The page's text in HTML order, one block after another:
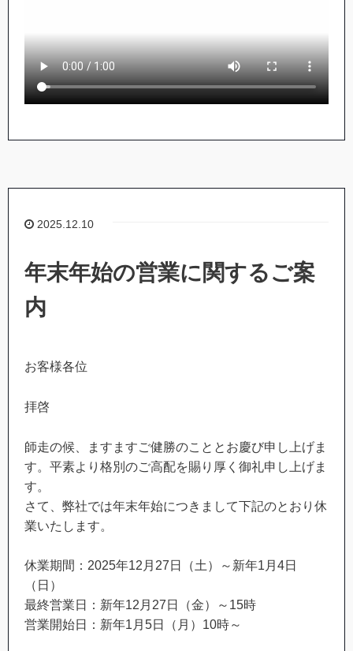
2025.12.10
年末年始の営業に関するご案
内
お客様各位
拝啓
師走の候、ますますご健勝のこととお慶び申し上げま
す。平素より格別のご高配を賜り厚く御礼申し上げま
す。
さて、弊社では年末年始につきまして下記のとおり休
業いたします。
休業期間：2025年12月27日（土）～新年1月4日
（日）
最終営業日：新年12月27日（金）～15時
営業開始日：新年1月5日（月）10時～